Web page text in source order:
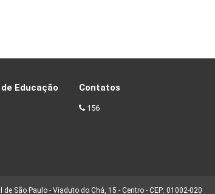
Educação Contatos
156
de São Paulo - Viaduto do Chá, 15 - Centro - CEP: 01002-020